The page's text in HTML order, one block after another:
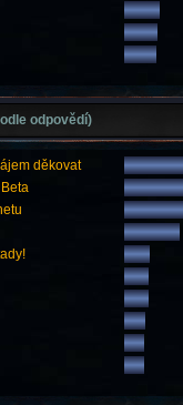
odpovědí)
děkovat